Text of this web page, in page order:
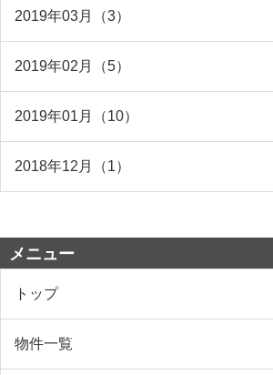
2019年03月（3）
2019年02月（5）
2019年01月（10）
2018年12月（1）
メニュー
トップ
物件一覧